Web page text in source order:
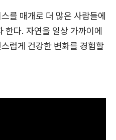
를 매개로 더 많은 사람들에
한다. 자연을 일상 가까이에
럽게 건강한 변화를 경험할